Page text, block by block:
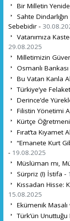
Bir Milletin
Sahte
Sebebidir -
Vatanımıza
29.08.2025
Milletimizin
Osmanlı
Bu Vatan Kanla
Türkiye’ye
Derince’de
Filistin Yönetimi
Kürtçe
Fırat’ta Kıyamet
“Emanete Kurt
- 19.08.2025
Müslüman mı,
Sürpriz (!) İstifa -
Kıssadan Hisse:
15.08.2025
Ekümenik
Türk’ün